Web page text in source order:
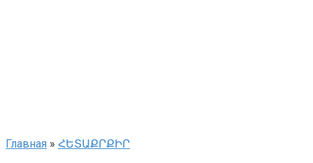
Главная » ՀԵՏԱՔՐՔԻՐ